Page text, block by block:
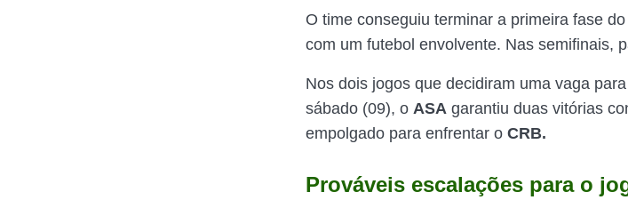
O time conseguiu terminar a primeira fase
com um futebol envolvente. Nas semifinais,
Nos dois jogos que decidiram uma vaga
sábado (09), o ASA garantiu duas vitórias
empolgado para enfrentar o CRB.
Prováveis escalações para o